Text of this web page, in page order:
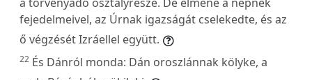
fejedelmeivel, az Úrnak igazságát cselekedte, és az
ő végzését Izráellel együtt.
22 És Dánról monda: Dán oroszlánnak kölyke, a